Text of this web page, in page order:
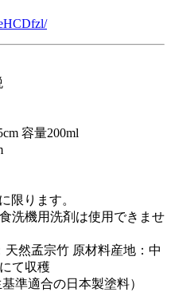
容量200ml
限ります。
洗機用洗剤は使用できませ
天然孟宗竹 原材料産地：中
て収穫
準適合の日本製塗料）